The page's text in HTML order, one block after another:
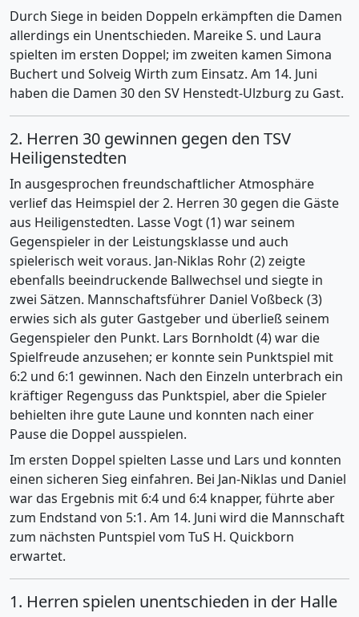
Durch Siege in beiden Doppeln erkämpften die Damen
allerdings ein Unentschieden. Mareike S. und Laura
spielten im ersten Doppel; im zweiten kamen Simona
Buchert und Solveig Wirth zum Einsatz. Am 14. Juni
haben die Damen 30 den SV Henstedt-Ulzburg zu Gast.
2. Herren 30 gewinnen gegen den TSV
Heiligenstedten
In ausgesprochen freundschaftlicher Atmosphäre
verlief das Heimspiel der 2. Herren 30 gegen die Gäste
aus Heiligenstedten. Lasse Vogt (1) war seinem
Gegenspieler in der Leistungsklasse und auch
spielerisch weit voraus. Jan-Niklas Rohr (2) zeigte
ebenfalls beeindruckende Ballwechsel und siegte in
zwei Sätzen. Mannschaftsführer Daniel Voßbeck (3)
erwies sich als guter Gastgeber und überließ seinem
Gegenspieler den Punkt. Lars Bornholdt (4) war die
Spielfreude anzusehen; er konnte sein Punktspiel mit
6:2 und 6:1 gewinnen. Nach den Einzeln unterbrach ein
kräftiger Regenguss das Punktspiel, aber die Spieler
behielten ihre gute Laune und konnten nach einer
Pause die Doppel ausspielen.
Im ersten Doppel spielten Lasse und Lars und konnten
einen sicheren Sieg einfahren. Bei Jan-Niklas und Daniel
war das Ergebnis mit 6:4 und 6:4 knapper, führte aber
zum Endstand von 5:1. Am 14. Juni wird die Mannschaft
zum nächsten Puntspiel vom TuS H. Quickborn
erwartet.
1. Herren spielen unentschieden in der Halle